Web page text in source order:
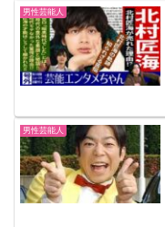
男性芸能人
男性芸能人